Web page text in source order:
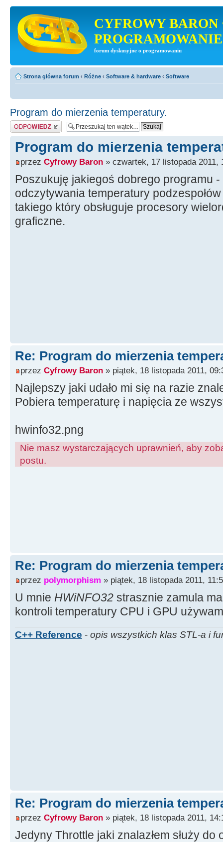
CYFROWY BARON
PROGRAMOWANIE
forum dyskusyjne o programowaniu
Strona główna forum ‹ Różne ‹ Software & hardware ‹ Software
Program do mierzenia temperatury.
Odpowiedz
Program do mierzenia
przez Cyfrowy Baron » czwartek, 17 listopada 2011,
Poszukuję jakiegoś dobrego programu
odczytywania temperatury
takiego który obsługuje procesory
graficzne.
Re: Program do mierzenia
przez Cyfrowy Baron » piątek, 18 listopada 2011,
Najlepszy jaki udało mi się na razie
Pobiera temperaturę i napięcia ze
hwinfo32.png
Nie masz wystarczających uprawnień, aby
postu.
Re: Program do mierzenia
przez polymorphism » piątek, 18 listopada 2011,
U mnie HWiNFO32 strasznie zamula
kontroli temperatury CPU i GPU
C++ Reference - opis wszystkich klas STL-a i
Re: Program do mierzenia
przez Cyfrowy Baron » piątek, 18 listopada 2011,
Jedyny Throttle jaki znalazłem służy